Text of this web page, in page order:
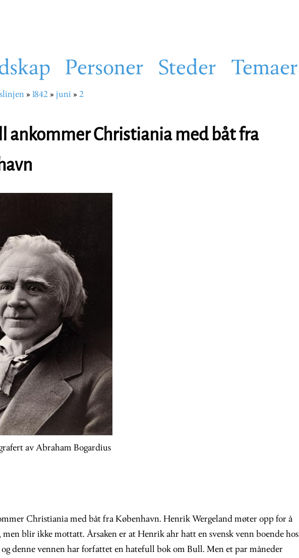
Personer Steder Temaer
1842 juni 2
ankommer Christiania med båt fra
av Abraham Bogardius
Christiania med båt fra København. Henrik Wergeland møter opp for å
men blir ikke mottatt. Årsaken er at Henrik ahr hatt en svensk venn boende hos
og denne vennen har forfattet en hatefull bok om Bull. Men et par måneder